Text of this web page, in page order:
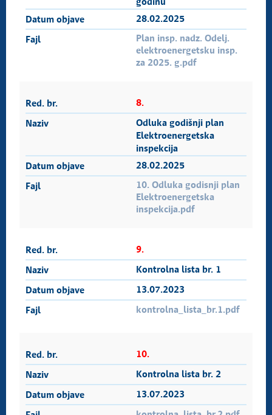
godinu
28.02.2025
Plan insp. nadz. Odelj.
elektroenergetsku insp.
za 2025. g.pdf
8.
Odluka godišnji plan
Elektroenergetska
inspekcija
28.02.2025
10. Odluka godisnji plan
Elektroenergetska
inspekcija.pdf
9.
Kontrolna lista br. 1
13.07.2023
kontrolna_lista_br.1.pdf
10.
Kontrolna lista br. 2
13.07.2023